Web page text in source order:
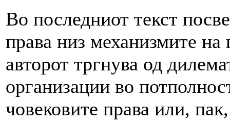
Во последниот текст
права низ механизмите на
авторот тргнува од
организации во
човековите права или,